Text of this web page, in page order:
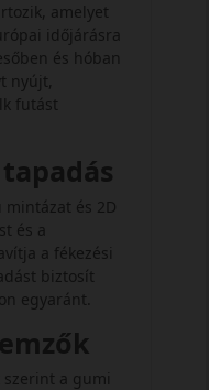
amelyet
időjárásra
és hóban
nyújt,
futást
és 2D
és a
a fékezési
biztosít
egyaránt.
szerint a gumi